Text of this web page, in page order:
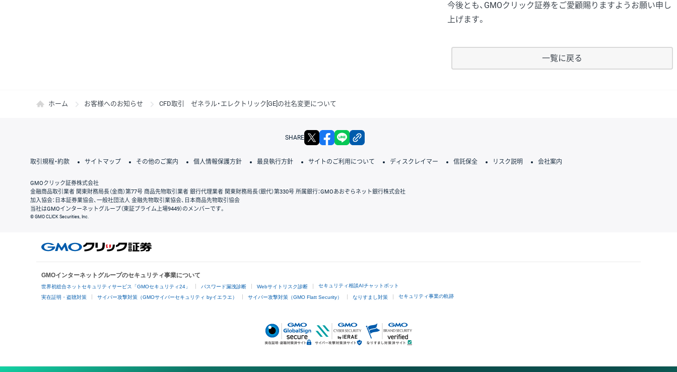
今後とも、GMOクリック証券をご愛顧賜りますようお願い申し
上げます。
一覧に戻る
ホーム お客様へのお知らせ CFD取引 ゼネラル・エレクトリック[GE]の社名変更について
SHARE X facebook
取引規程・約款 サイトマップ その他のご案内 個人情報保護方針 最良執行方針 サイトのご利用について ディスクレイマー 信託保全 リスク説明 会社案内
GMOクリック証券株式会社
金融商品取引業者 関東財務局長（金商）第77号 商品先物取引業者 銀行代理業者 関東財務局長（銀代）第330号 所属銀行：GMOあおぞらネット銀行株式会社
加入協会：日本証券業協会、一般社団法人 金融先物取引業協会、日本商品先物取引協会
当社はGMOインターネットグループ（東証プライム上場9449）のメンバーです。
© GMO CLICK Securities, Inc.
GMOインターネットグループのセキュリティ事業について
世界初総合ネットセキュリティサービス「GMOセキュリティ24」 パスワード漏洩診断 Webサイトリスク診断 セキュリティ相談AIチャットボット
実在証明・盗聴対策 サイバー攻撃対策（GMOサイバーセキュリティ byイエラエ） サイバー攻撃対策（GMO Flatt Security） なりすまし対策 セキュリティ事業の軌跡